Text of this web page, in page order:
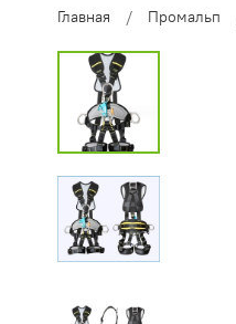
Главная Промальп